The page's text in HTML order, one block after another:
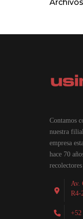
Archivos
Contamos
nuestra
empresa
hace 70
Av.
R4-
+52